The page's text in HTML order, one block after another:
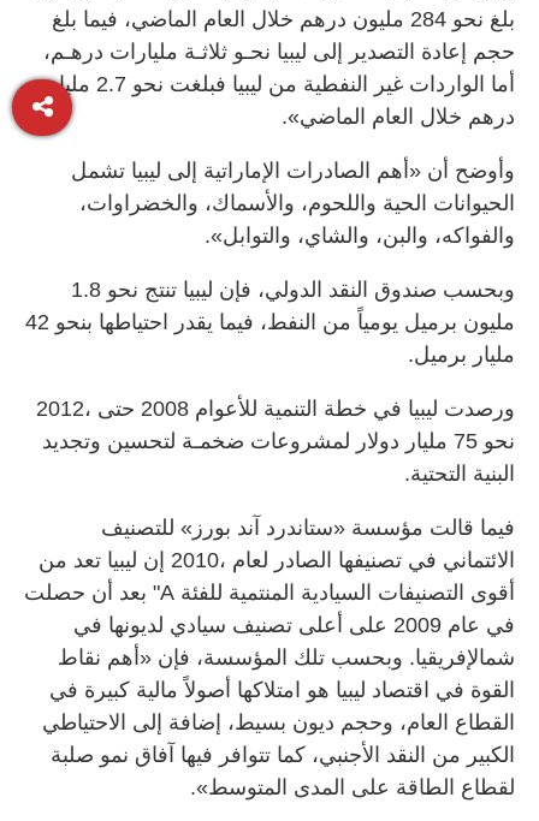
بلغ نحو 284 مليون درهم خلال العام الماضي، فيما بلغ
حجم إعادة التصدير إلى ليبيا نحـو ثلاثـة مليارات درهـم،
أما الواردات غير النفطية من ليبيا فبلغت نحو 2.7 مليار
درهم خلال العام الماضي».
وأوضح أن «أهم الصادرات الإماراتية إلى ليبيا تشمل
الحيوانات الحية واللحوم، والأسماك، والخضراوات،
والفواكه، والبن، والشاي، والتوابل».
وبحسب صندوق النقد الدولي، فإن ليبيا تنتج نحو 1.8
مليون برميل يومياً من النفط، فيما يقدر احتياطها بنحو 42
مليار برميل.
ورصدت ليبيا في خطة التنمية للأعوام 2008 حتى ،2012
نحو 75 مليار دولار لمشروعات ضخمـة لتحسين وتجديد
البنية التحتية.
فيما قالت مؤسسة «ستاندرد آند بورز» للتصنيف
الائتماني في تصنيفها الصادر لعام ،2010 إن ليبيا تعد من
أقوى التصنيفات السيادية المنتمية للفئة A" بعد أن حصلت
في عام 2009 على أعلى تصنيف سيادي لديونها في
شمالإفريقيا. وبحسب تلك المؤسسة، فإن «أهم نقاط
القوة في اقتصاد ليبيا هو امتلاكها أصولاً مالية كبيرة في
القطاع العام، وحجم ديون بسيط، إضافة إلى الاحتياطي
الكبير من النقد الأجنبي، كما تتوافر فيها آفاق نمو صلبة
لقطاع الطاقة على المدى المتوسط».